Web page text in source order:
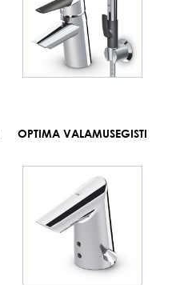
OPTIMA VALAMUSEGISTI